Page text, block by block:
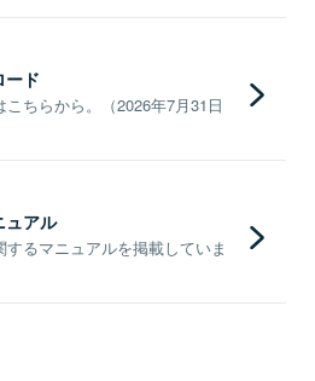
ード
ちらから。（2026年7月31日
ュアル
るマニュアルを掲載していま